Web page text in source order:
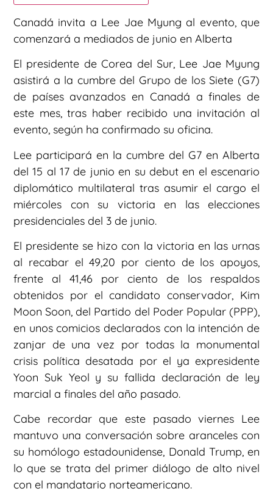
Canadá invita a Lee Jae Myung al evento, que
comenzará a mediados de junio en Alberta
El presidente de Corea del Sur, Lee Jae Myung
asistirá a la cumbre del Grupo de los Siete (G7)
de países avanzados en Canadá a finales de
este mes, tras haber recibido una invitación al
evento, según ha confirmado su oficina.
Lee participará en la cumbre del G7 en Alberta
del 15 al 17 de junio en su debut en el escenario
diplomático multilateral tras asumir el cargo el
miércoles con su victoria en las elecciones
presidenciales del 3 de junio.
El presidente se hizo con la victoria en las urnas
al recabar el 49,20 por ciento de los apoyos,
frente al 41,46 por ciento de los respaldos
obtenidos por el candidato conservador, Kim
Moon Soon, del Partido del Poder Popular (PPP),
en unos comicios declarados con la intención de
zanjar de una vez por todas la monumental
crisis política desatada por el ya expresidente
Yoon Suk Yeol y su fallida declaración de ley
marcial a finales del año pasado.
Cabe recordar que este pasado viernes Lee
mantuvo una conversación sobre aranceles con
su homólogo estadounidense, Donald Trump, en
lo que se trata del primer diálogo de alto nivel
con el mandatario norteamericano.